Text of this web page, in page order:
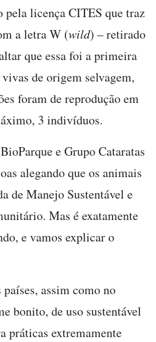
licença CITES que traz
a letra W (wild) – retirado
que essa foi a primeira
de origem selvagem,
foram de reprodução em
3 indivíduos.
e Grupo Cataratas
alegando que os animais
de Manejo Sustentável e
Mas é exatamente
e vamos explicar o
assim como no
bonito, de uso sustentável
práticas extremamente